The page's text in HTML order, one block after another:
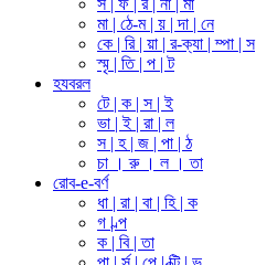
মা | ঠে-ম | য় | দা | নে
কে | রি | য়া | র-ক্যা | ম্পা | স
স্মৃ | তি | প | ট
হযবরল
টে | ক | স | ই
ভা | ই | রা | ল
স | হ | জ | পা | ঠ
চা । রু । ল । তা
রোব-e-বর্ণ
ধা | রা | বা | হি | ক
গ | ল্প
ক | বি | তা